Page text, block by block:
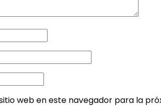
web en este navegador para la